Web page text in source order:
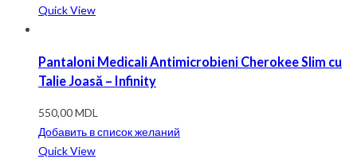
Quick View
Pantaloni Medicali Antimicrobieni Cherokee Slim cu
Talie Joasă – Infinity
550,00MDL
Добавить в список желаний
Quick View